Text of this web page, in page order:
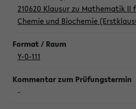
210620 Klausur zu Mathematik II
Chemie und Biochemie
Y-0-111
-